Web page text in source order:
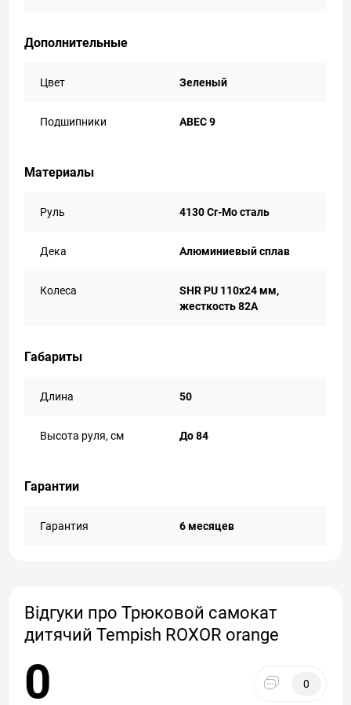
Дополнительные
Цвет Зеленый
Подшипники АВЕС 9
Материалы
Руль 4130 Cr-Mo сталь
Дека Алюминиевый сплав
Колеса
SHR PU 110x24 мм,
жесткость 82А
Габариты
Длина 50
Высота руля, см До 84
Гарантии
Гарантия 6 месяцев
Відгуки про Трюковой самокат
дитячий Tempish ROXOR orange
0 0